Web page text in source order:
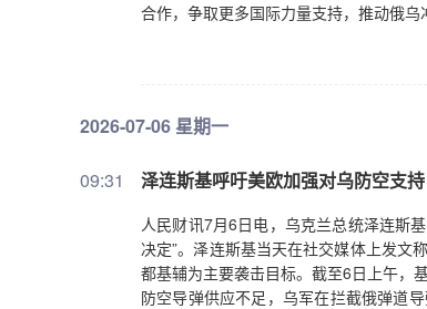
合作，争取更多国际力量支持，推动俄乌
2026-07-06 星期一
09:31 泽连斯基呼吁美欧加强对乌防空支持
人民财讯7月6日电，乌克兰总统泽连斯
决定”。泽连斯基当天在社交媒体上发文
都基辅为主要袭击目标。截至6日上午，
防空导弹供应不足，乌军在拦截俄弹道